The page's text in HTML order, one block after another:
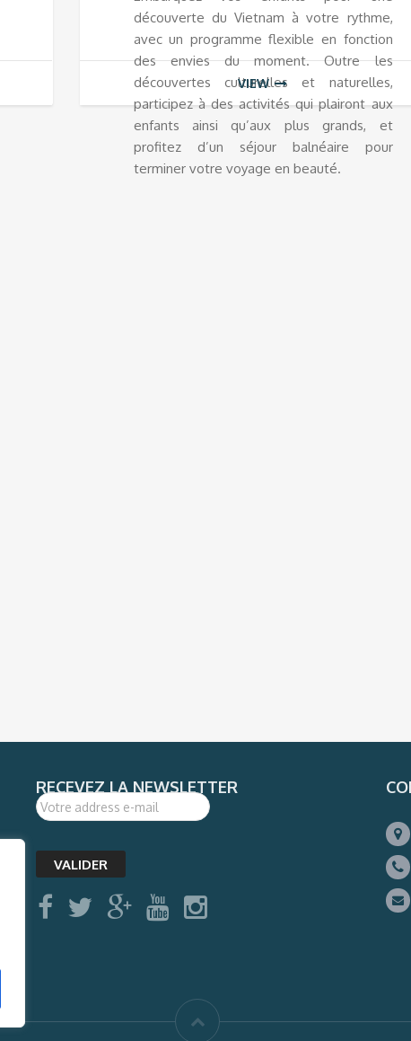
découverte du Vietnam à votre rythme,
avec un programme flexible en fonction
des envies du moment. Outre les
découvertes culturelles et naturelles,
participez à des activités qui plairont aux
enfants ainsi qu’aux plus grands, et
profitez d’un séjour balnéaire pour
terminer votre voyage en beauté.
VIEW
RECEVEZ LA NEWSLETTER